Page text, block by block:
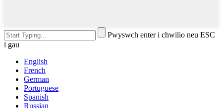
Pwyswch enter i chwilio neu ESC
i gau
English
French
German
Portuguese
Spanish
Russian